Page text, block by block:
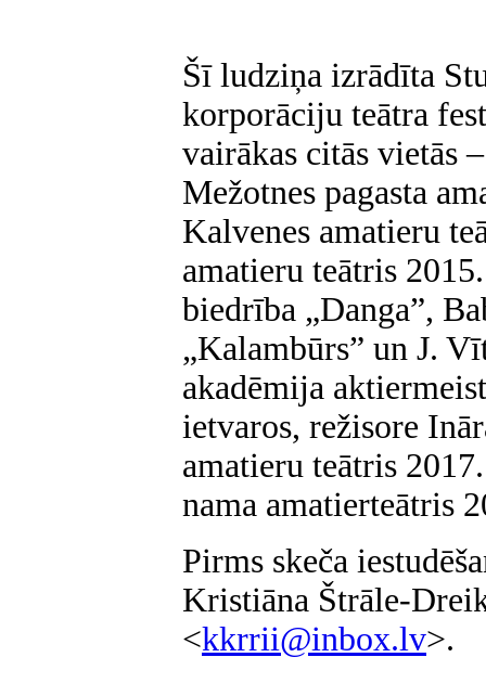
Šī ludziņa izrādīta
korporāciju teātra
vairākas citās vietās–
Mežotnes pagasta
Kalvenes amatieru
amatieru teātris
biedrība „Danga”,
„Kalambūrs” un J.
akadēmija
ietvaros, režisore
amatieru teātris
nama amatierteātris
Pirms skeča iestudē
Kristiāna Štrāle-
<kkrrii@inbox.lv>.